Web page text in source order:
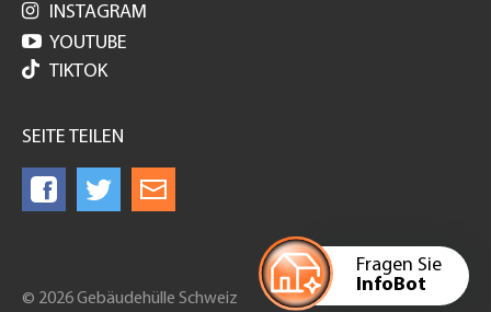
Fragen Sie
InfoBot
 INSTAGRAM
 YOUTUBE
TIKTOK
SEITE TEILEN
© 2026 Gebäudehülle Schweiz